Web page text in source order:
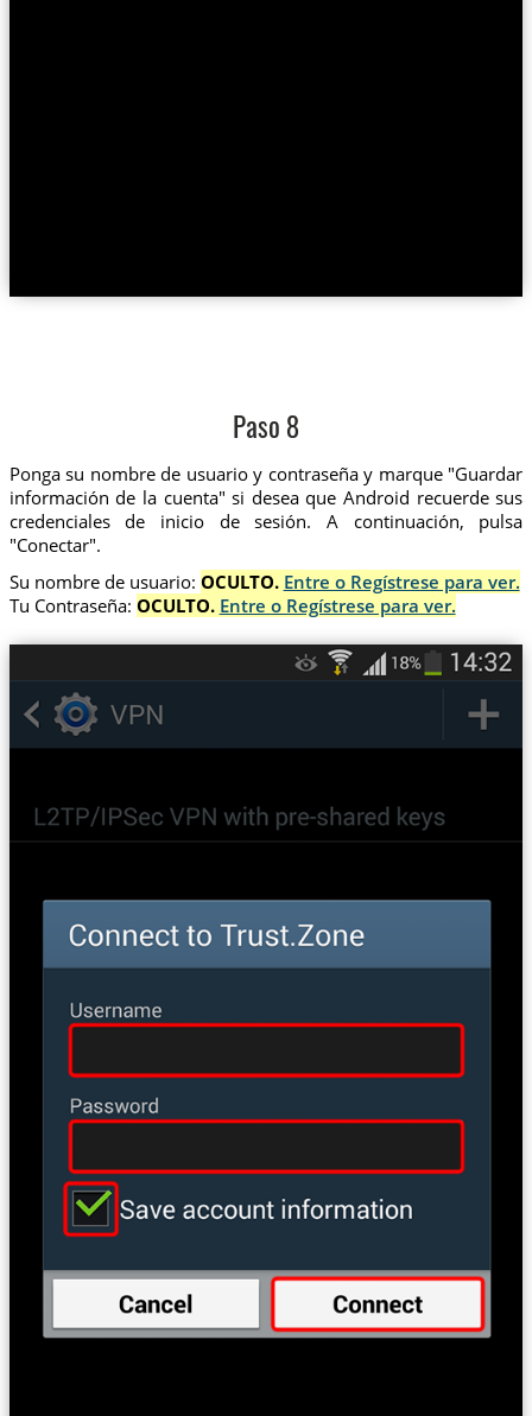
Paso 8
Ponga su nombre de usuario y contraseña y marque "Guardar
información de la cuenta" si desea que Android recuerde sus
credenciales de inicio de sesión. A continuación, pulsa
"Conectar".
Su nombre de usuario: OCULTO. Entre o Regístrese para ver.
Tu Contraseña: OCULTO. Entre o Regístrese para ver.